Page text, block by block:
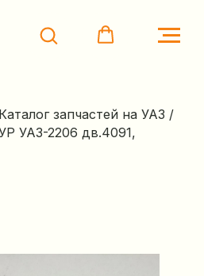
Каталог запчастей на УАЗ /
УАЗ-2206 дв.4091,